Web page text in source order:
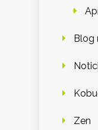
Blog
Zen